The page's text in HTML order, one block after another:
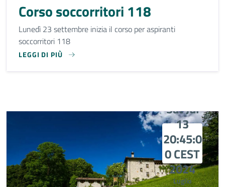
Corso soccorritori 118
Lunedì 23 settembre inizia il corso per aspiranti
soccorritori 118
LEGGI DI PIÙ
LUNEDÌ 23 SETTEMBRE INIZIA IL CORSO PER ASPIRANTI
Sat Jul
13
20:45:0
0 CEST
2024
Luglio